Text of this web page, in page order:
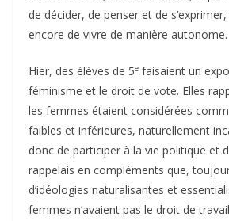
de décider, de penser et de s’exprimer,
encore de vivre de manière autonome.
Hier, des élèves de 5e faisaient un
féminisme et le droit de vote. Elles
les femmes étaient considérées
faibles et inférieures, naturellement
donc de participer à la vie politique et
rappelais en compléments que,
d’idéologies naturalisantes et
femmes n’avaient pas le droit de